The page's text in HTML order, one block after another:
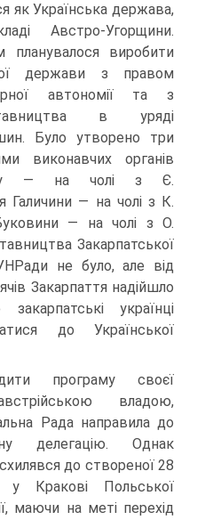
як Українська держава,
Австро-Угорщини.
планувалося виробити
держави з правом
автономії та з
в уряді
Було утворено три
виконавчих органів
— на чолі з Є.
Галичини — на чолі з К.
— на чолі з О.
Закарпатської
не було, але від
Закарпаття надійшло
українці
до Української
програму своєї
владою,
Рада направила до
делегацію. Однак
до створеної 28
Кракові Польської
маючи на меті перехід